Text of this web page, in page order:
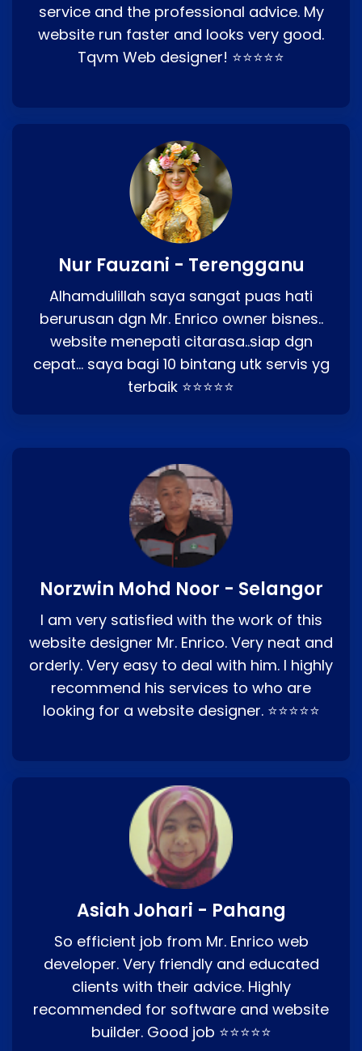
service and the professional advice. My
website run faster and looks very good.
Tqvm Web designer! ⭐⭐⭐⭐⭐
Nur Fauzani - Terengganu
Alhamdulillah saya sangat puas hati
berurusan dgn Mr. Enrico owner bisnes..
website menepati citarasa..siap dgn
cepat… saya bagi 10 bintang utk servis yg
terbaik ⭐⭐⭐⭐⭐
Norzwin Mohd Noor - Selangor
I am very satisfied with the work of this
website designer Mr. Enrico. Very neat and
orderly. Very easy to deal with him. I highly
recommend his services to who are
looking for a website designer. ⭐⭐⭐⭐⭐
Asiah Johari - Pahang
So efficient job from Mr. Enrico web
developer. Very friendly and educated
clients with their advice. Highly
recommended for software and website
builder. Good job ⭐⭐⭐⭐⭐